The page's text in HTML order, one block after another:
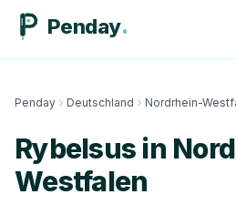
Penday
Penday Deutschland Nordrhein-
Rybelsus in
Westfalen